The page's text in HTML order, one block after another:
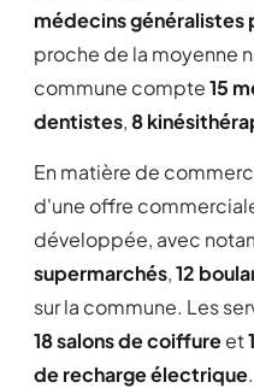
médecins généralistes
proche de la moyenne
commune compte15
dentistes,8
En matière de
d'une offre
développée, avec
supermarchés,12
sur la commune. Les
18 salons de coiffureet
de recharge électrique.